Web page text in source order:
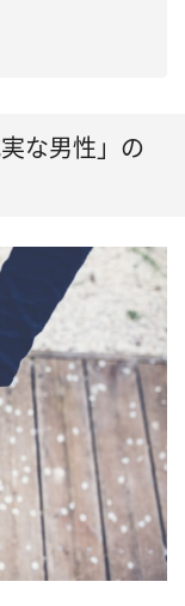
な男性」の